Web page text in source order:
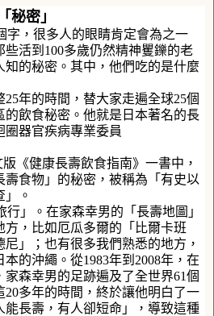
秘密」
字，很多人的眼睛肯定會為之一
活到100多歲仍然精神矍鑠的老
知的秘密。其中，他們吃的是什麼
年的時間，替大家走遍全球25個
的飲食秘密。他就是日本著名的長
器官疾病專業委員
《健康長壽飲食指南》一書中，
食物」的秘密，被稱為「有史以
。
行」。在家森幸男的「長壽地圖」
方，比如厄瓜多爾的「比爾卡班
」；也有很多我們熟悉的地方，
的沖繩。從1983年到2008年，在
森幸男的足跡遍及了全世界61個
多年的時間，終於讓他明白了一
能長壽，有人卻短命」，導致這種